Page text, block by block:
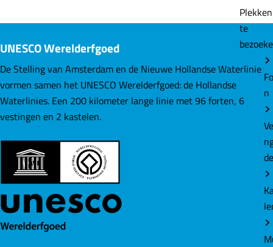
te
n
z
e
p
a
g
n
a
o
p
F
a
z
e
p
a
g
n
p
L
i
z
e
p
a
g
n
a
o
p
W
UNESCO Werelderfgoed
De Stelling van Amsterdam en de Nieuwe Hollandse Waterlinie
vormen samen het UNESCO Werelderfgoed: de Hollandse
Waterlinies. Een 200 kilometer lange linie met 96 forten, 6
vestingen en 2 kastelen.